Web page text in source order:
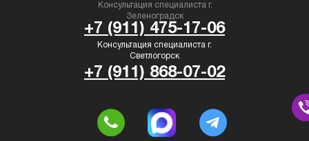
Консультация специалиста г.
Светлогорск
Консультация специалиста г.
Зеленоградск
+7 (911) 475-17-06
+7 (911) 868-07-02